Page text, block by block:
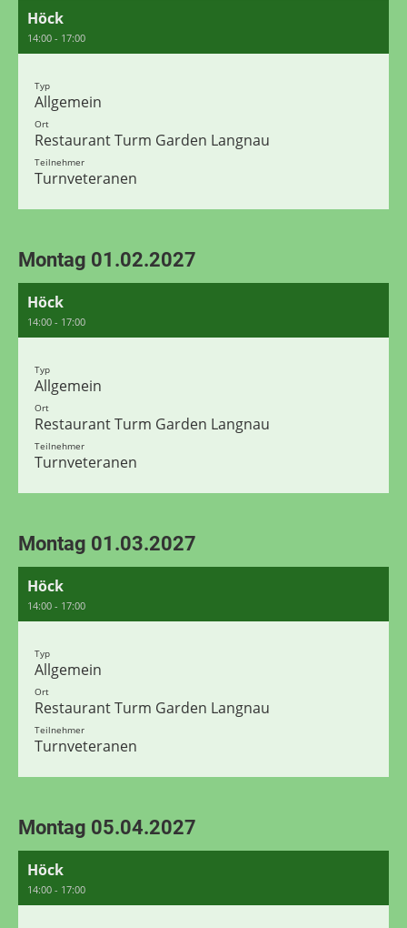
Höck
14:00 - 17:00
Typ
Allgemein
Ort
Restaurant Turm Garden Langnau
Teilnehmer
Turnveteranen
Montag 01.02.2027
Höck
14:00 - 17:00
Typ
Allgemein
Ort
Restaurant Turm Garden Langnau
Teilnehmer
Turnveteranen
Montag 01.03.2027
Höck
14:00 - 17:00
Typ
Allgemein
Ort
Restaurant Turm Garden Langnau
Teilnehmer
Turnveteranen
Montag 05.04.2027
Höck
14:00 - 17:00